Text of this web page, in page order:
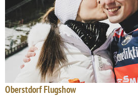
Oberstdorf Flugshow